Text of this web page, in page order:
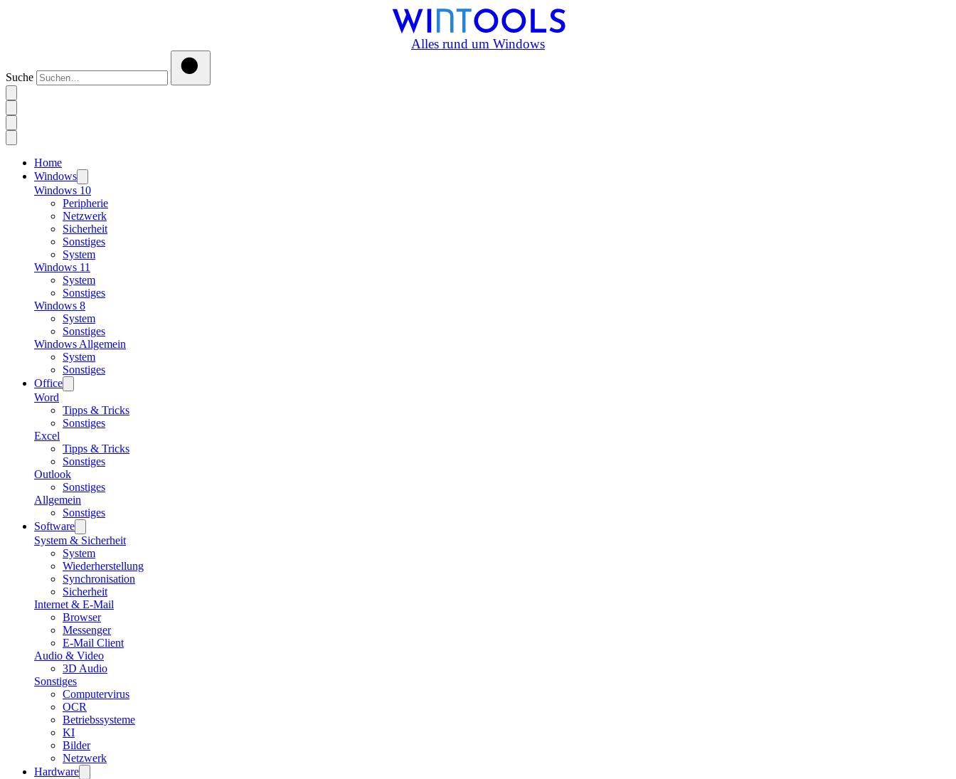
Alles rund um Windows
Suche
Home
Windows
Windows 10
Peripherie
Netzwerk
Sicherheit
Sonstiges
System
Windows 11
System
Sonstiges
Windows 8
System
Sonstiges
Windows Allgemein
System
Sonstiges
Office
Word
Tipps & Tricks
Sonstiges
Excel
Tipps & Tricks
Sonstiges
Outlook
Sonstiges
Allgemein
Sonstiges
Software
System & Sicherheit
System
Wiederherstellung
Synchronisation
Sicherheit
Internet & E-Mail
Browser
Messenger
E-Mail Client
Audio & Video
3D Audio
Sonstiges
Computervirus
OCR
Betriebssysteme
KI
Bilder
Netzwerk
Hardware